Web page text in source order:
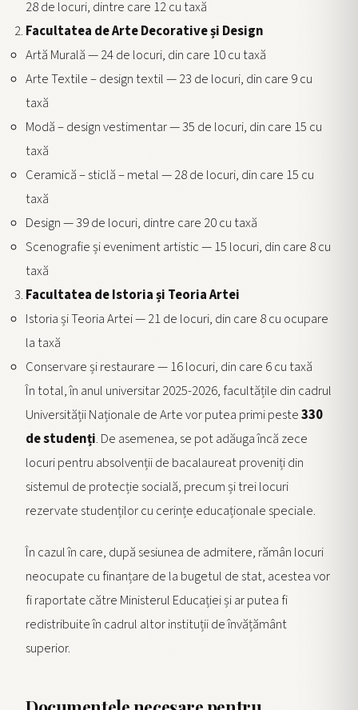
28 de locuri, dintre care 12 cu taxă
Facultatea de Arte Decorative și Design
Artă Murală — 24 de locuri, din care 10 cu taxă
Arte Textile – design textil — 23 de locuri, din care 9 cu
taxă
Modă – design vestimentar — 35 de locuri, din care 15 cu
taxă
Ceramică – sticlă – metal — 28 de locuri, din care 15 cu
taxă
Design — 39 de locuri, dintre care 20 cu taxă
Scenografie și eveniment artistic — 15 locuri, din care 8 cu
taxă
Facultatea de Istoria și Teoria Artei
Istoria și Teoria Artei — 21 de locuri, din care 8 cu ocupare
la taxă
Conservare și restaurare — 16 locuri, din care 6 cu taxă
În total, în anul universitar 2025-2026, facultățile din cadrul
Universității Naționale de Arte vor putea primi peste330
de studenți. De asemenea, se pot adăuga încă zece
locuri pentru absolvenții de bacalaureat proveniți din
sistemul de protecție socială, precum și trei locuri
rezervate studenților cu cerințe educaționale speciale.
În cazul în care, după sesiunea de admitere, rămân locuri
neocupate cu finanțare de la bugetul de stat, acestea vor
fi raportate către Ministerul Educației și ar putea fi
redistribuite în cadrul altor instituții de învățământ
superior.